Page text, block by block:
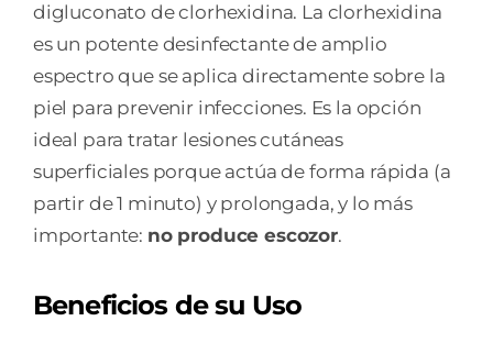
digluconato de clorhexidina. La clorhexidina
es un potente desinfectante de amplio
espectro que se aplica directamente sobre la
piel para prevenir infecciones. Es la opción
ideal para tratar lesiones cutáneas
superficiales porque actúa de forma rápida (a
partir de 1 minuto) y prolongada, y lo más
importante: no produce escozor.
Beneficios de su Uso